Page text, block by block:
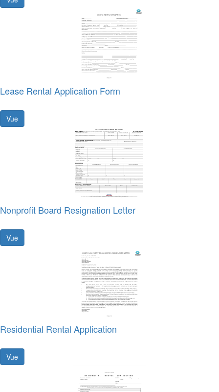
Lease Rental Application Form
Vue
Nonprofit Board Resignation Letter
Vue
Residential Rental Application
Vue